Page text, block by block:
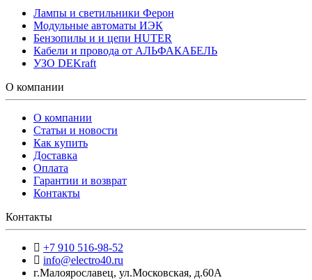
Лампы и светильники Ферон
Модульные автоматы ИЭК
Бензопилы и и цепи HUTER
Кабели и провода от АЛЬФАКАБЕЛЬ
УЗО DEKraft
О компании
О компании
Статьи и новости
Как купить
Доставка
Оплата
Гарантии и возврат
Контакты
Контакты
+7 910 516-98-52
info@electro40.ru
г.Малоярославец, ул.Московская, д.60А